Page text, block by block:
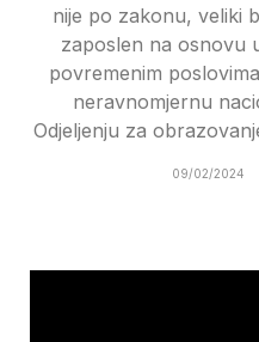
nije po zakonu, veliki
zaposlen na osnovu
povremenim
neravnomjernu
Odjeljenju za
09/02/2024